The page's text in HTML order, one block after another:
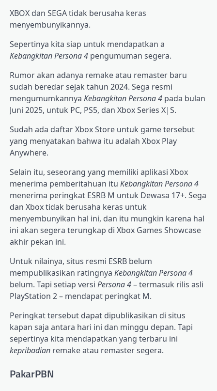
XBOX dan SEGA tidak berusaha keras
menyembunyikannya.
Sepertinya kita siap untuk mendapatkan a
Kebangkitan Persona 4 pengumuman segera.
Rumor akan adanya remake atau remaster baru
sudah beredar sejak tahun 2024. Sega resmi
mengumumkannya Kebangkitan Persona 4 pada bulan
Juni 2025, untuk PC, PS5, dan Xbox Series X|S.
Sudah ada daftar Xbox Store untuk game tersebut
yang menyatakan bahwa itu adalah Xbox Play
Anywhere.
Selain itu, seseorang yang memiliki aplikasi Xbox
menerima pemberitahuan itu Kebangkitan Persona 4
menerima peringkat ESRB M untuk Dewasa 17+. Sega
dan Xbox tidak berusaha keras untuk
menyembunyikan hal ini, dan itu mungkin karena hal
ini akan segera terungkap di Xbox Games Showcase
akhir pekan ini.
Untuk nilainya, situs resmi ESRB belum
mempublikasikan ratingnya Kebangkitan Persona 4
belum. Tapi setiap versi Persona 4– termasuk rilis asli
PlayStation 2 – mendapat peringkat M.
Peringkat tersebut dapat dipublikasikan di situs
kapan saja antara hari ini dan minggu depan. Tapi
sepertinya kita mendapatkan yang terbaru ini
kepribadian remake atau remaster segera.
PakarPBN